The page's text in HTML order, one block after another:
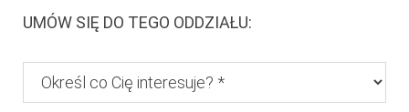
UMÓW SIĘ DO TEGO ODDZIAŁU: